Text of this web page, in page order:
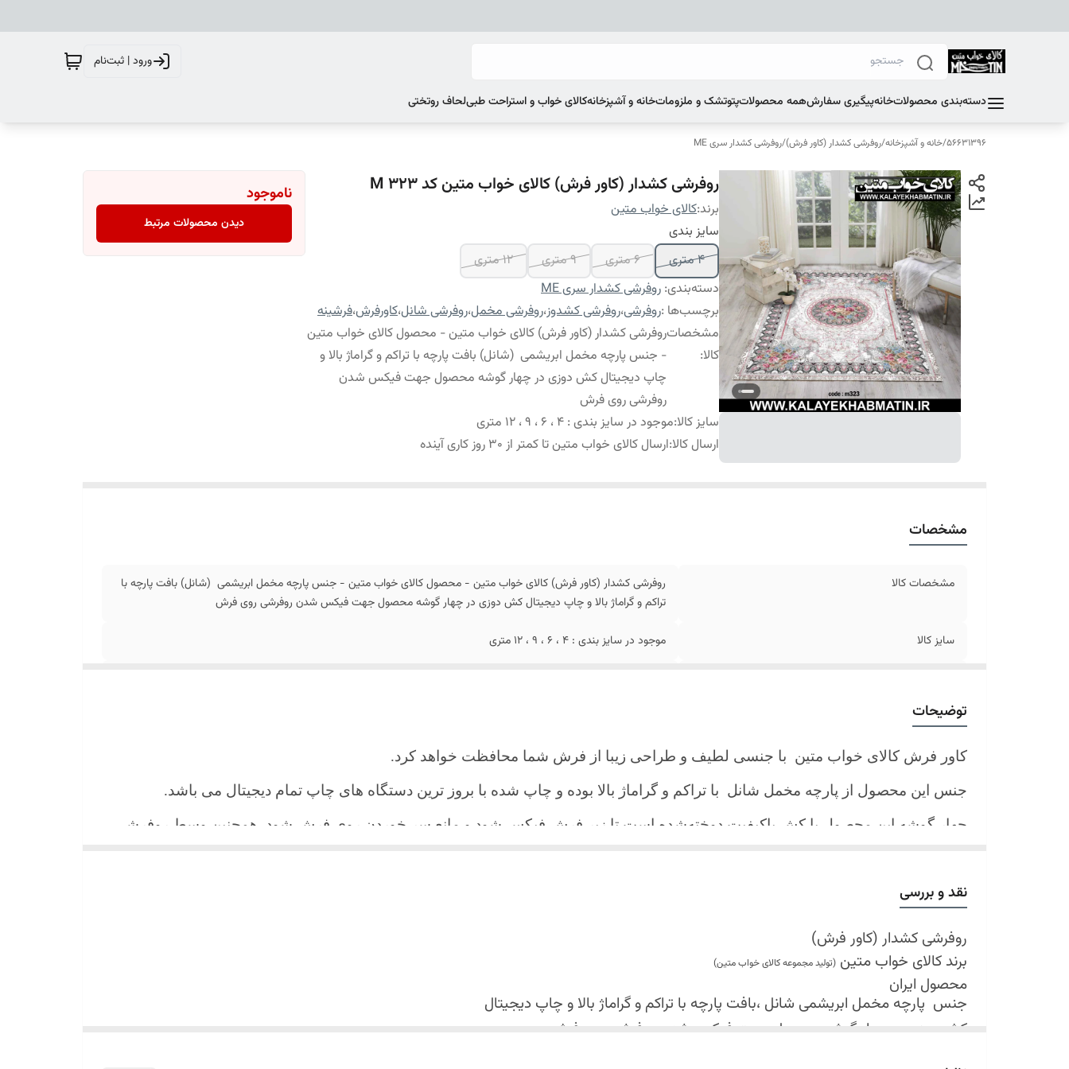
ورود | ثبت‌نام
دسته‌بندی محصولاتخانهپیگیری سفارشهمه محصولاتپتوتشک و ملزوماتخانه و آشپزخانهکالای خواب و استراحت طبیلحاف روتختی
56631396
/خانه و آشپزخانه/روفرشی کشدار (کاور فرش)/روفرشی کشدار سری ME
روفرشی کشدار (کاور فرش) کالای خواب متین کد M 323
برند:کالای خواب متین
سایز بندی
4 متری
6 متری 9 متری
12 متری
دسته‌بندی: روفرشی کشدار سری ME
برچسب‌ها :روفرشی،روفرشی کشدوز،روفرشی مخمل،روفرشی شانل،کاورفرش،فرشینه
مشخصات
کالا:
روفرشی کشدار (کاور فرش) کالای خواب متین - محصول کالای خواب متین
- جنس پارچه مخمل ابریشمی (شانل) بافت پارچه با تراکم و گراماژ بالا و
چاپ دیجیتال کش دوزی در چهار گوشه محصول جهت فیکس شدن
روفرشی روی فرش
سایز کالا:موجود در سایز بندی : 4 ، 6 ، 9 ، 12 متری
ارسال کالا:ارسال کالای خواب متین تا کمتر از 30 روز کاری آینده
ناموجود
دیدن محصولات مرتبط
مشخصات
مشخصات کالا
روفرشی کشدار (کاور فرش) کالای خواب متین - محصول کالای خواب متین - جنس پارچه مخمل ابریشمی (شانل) بافت پارچه با
تراکم و گراماژ بالا و چاپ دیجیتال کش دوزی در چهار گوشه محصول جهت فیکس شدن روفرشی روی فرش
سایز کالا موجود در سایز بندی : 4 ، 6 ، 9 ، 12 متری
توضیحات
کاور فرش کالای خواب متین با جنسی لطیف و طراحی زیبا از فرش شما محافظت خواهد کرد.
جنس این محصول از پارچه مخمل شانل با تراکم و گراماژ بالا بوده و چاپ شده با بروز ترین دستگاه های چاپ تمام دیجیتال می باشد.
چهار گوشه این محصول با کش باکیفیت دوخته‌شده است تا زیر فرش فیکس شود و مانع سر خوردن روی فرش شود. همچنین وسط روفرشی
شرایط شستشو:
اولین شستشو ترجیحا خشک شویی شود
شستشو در لباسشویی های خانگی بلامانع می باشد فقط به صورت جدا گانه شسته شود
حداکثر دمای شستشو 30 درجه سانتیگراد (عملیات ملایم)
از پودر های صابونی و آنزیم دار(دانه آبی) استفاده نشود. (بهترین ماده شوینده رنگین شوی+ نرم کننده میباشد)
نقد و بررسی
روفرشی کشدار (کاور فرش)
برند کالای خواب متین (تولید مجموعه کالای خواب متین)
محصول ایران
جنس پارچه مخمل ابریشمی شانل ،بافت پارچه با تراکم و گراماژ بالا و چاپ دیجیتال
کش دوزی در چهار گوشه محصول جهت فیکس شدن روفرشی روی فرش